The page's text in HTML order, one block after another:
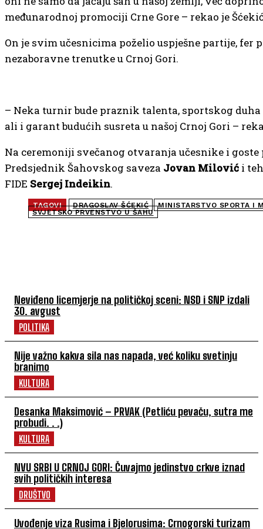
Neviđeno licemjerje na političkoj sceni: NSD i SNP izdali
30. avgust
POLITIKA
Nije važno kakva sila nas napada, već koliku svetinju
branimo
KULTURA
Desanka Maksimović – PRVAK (Petliću pevaču, sutra me
probudi. . .)
KULTURA
NVU SRBI U CRNOJ GORI: Čuvajmo jedinstvo crkve iznad
svih političkih interesa
DRUŠTVO
Uvođenje viza Rusima i Bjelorusima: Crnogorski turizam
međunarodnoj promociji Crne Gore – rekao je
On je svim učesnicima poželio uspješne partije, fer
nezaboravne trenutke u Crnoj Gori.
– Neka turnir bude praznik talenta, sportskog
ali i garant budućih susreta u našoj Crnoj Gori –
Na ceremoniji svečanog otvaranja učesnike i
Predsjednik Šahovskog saveza Jovan Milović i
FIDE Sergej Indeikin.
TAGOVI DRAGOSLAV ŠĆEKIĆ
MINISTARSTVO SPORTA I
SVJETSKO PRVENSTVO U ŠAHU